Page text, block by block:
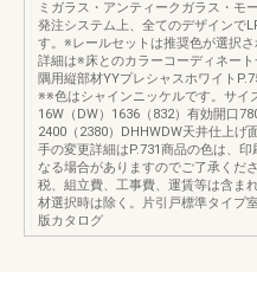
ミガラス・アンティークガラス・モ
発注システム上、全てのデザインで
す。※レールセットは推奨色が選択さ
詳細は※床とのカラーコーディネー
隅用縦部材YYプレシャスホワイト
※※色はシャインニッケルです。サ
16W（DW）1636（832）有効開口
2400（2380）DHHWDW天井仕上げ
手の変更詳細はP.731商品の色は、
なる場合がありますのでご了承くだ
税、組立費、工事費、運賃等は含ま
材選択時は除く。片引戸標準タイプ
版カタログ